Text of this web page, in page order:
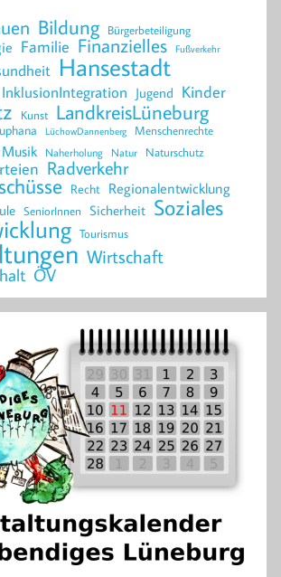
Bildung Bürgerbeteiligung
Familie Finanzielles Fußverkehr
Hansestadt
InklusionIntegration Jugend Kinder
Kunst LandkreisLüneburg
LüchowDannenberg Menschenrechte
Musik Naherholung Natur Naturschutz
Radverkehr
Recht Regionalentwicklung
SeniorInnen Sicherheit Soziales
Tourismus
Wirtschaft
ÖV